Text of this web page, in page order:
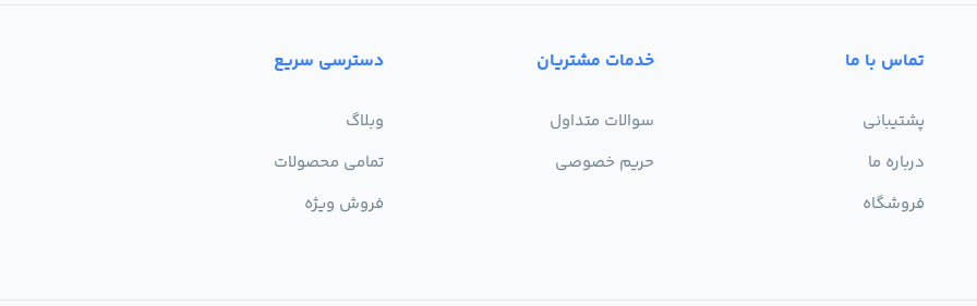
تماس با ما
پشتیبانی
درباره ما
فروشگاه
خدمات مشتریان
سوالات متداول
حریم خصوصی
دسترسی سریع
وبلاگ
تمامی محصولات
فروش ویژه